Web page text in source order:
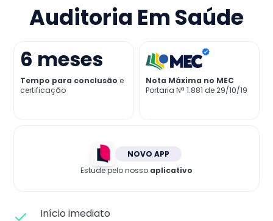
Como funciona
Credenciamento MEC
Preço
Auditoria Em Saúde
6 meses
Tempo para conclusão e
certificação
Nota Máxima no MEC
Portaria Nª 1.881 de 29/10/19
NOVO APP
Estude pelo nosso aplicativo
Início imediato